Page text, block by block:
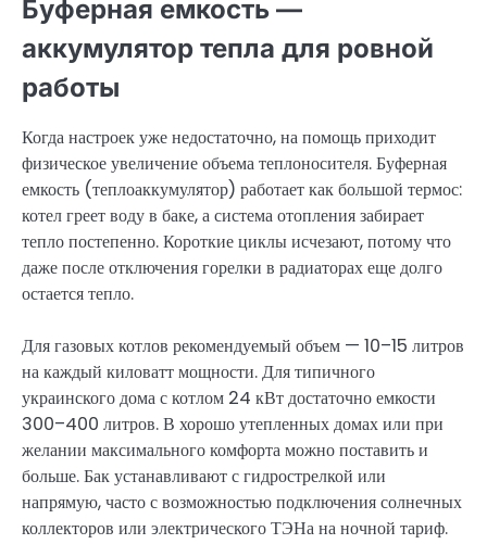
Буферная емкость —
аккумулятор тепла для ровной
работы
Когда настроек уже недостаточно, на помощь приходит
физическое увеличение объема теплоносителя. Буферная
емкость (теплоаккумулятор) работает как большой термос:
котел греет воду в баке, а система отопления забирает
тепло постепенно. Короткие циклы исчезают, потому что
даже после отключения горелки в радиаторах еще долго
остается тепло.
Для газовых котлов рекомендуемый объем — 10–15 литров
на каждый киловатт мощности. Для типичного
украинского дома с котлом 24 кВт достаточно емкости
300–400 литров. В хорошо утепленных домах или при
желании максимального комфорта можно поставить и
больше. Бак устанавливают с гидрострелкой или
напрямую, часто с возможностью подключения солнечных
коллекторов или электрического ТЭНа на ночной тариф.